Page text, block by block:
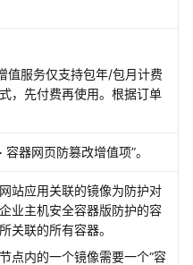
值服务仅支持包年/包月计费
，先付费再使用。根据订单
容器网页防篡改增值项”。
站应用关联的镜像为防护对
业主机安全容器版防护的容
关联的所有容器。
点内的一个镜像需要一个“容